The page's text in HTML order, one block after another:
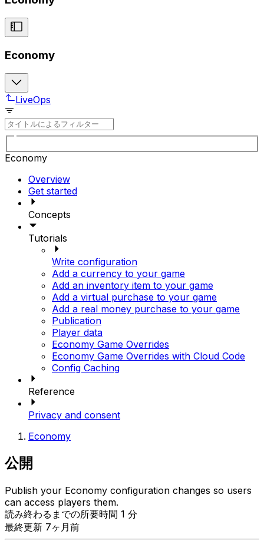
Economy
LiveOps
Economy
Overview
Get started
Concepts
Tutorials
Write configuration
Add a currency to your game
Add an inventory item to your game
Add a virtual purchase to your game
Add a real money purchase to your game
Publication
Player data
Economy Game Overrides
Economy Game Overrides with Cloud Code
Config Caching
Reference
Privacy and consent
Economy
公開
Publish your Economy configuration changes so users
can access players them.
読み終わるまでの所要時間 1 分
最終更新 7ヶ月前